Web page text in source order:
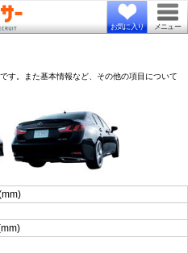
お気に入り メニュー
す。また基本情報など、その他の項目について